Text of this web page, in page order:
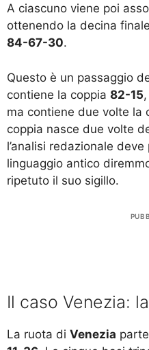
A ciascuno viene poi
ottenendo la decina
84-67-30.
Questo è un passaggio
contiene la coppia 82-15
ma contiene due volte la
coppia nasce due volte
l’analisi redazionale
linguaggio antico
ripetuto il suo sigillo.
Il caso Venezia:
La ruota di Venezia